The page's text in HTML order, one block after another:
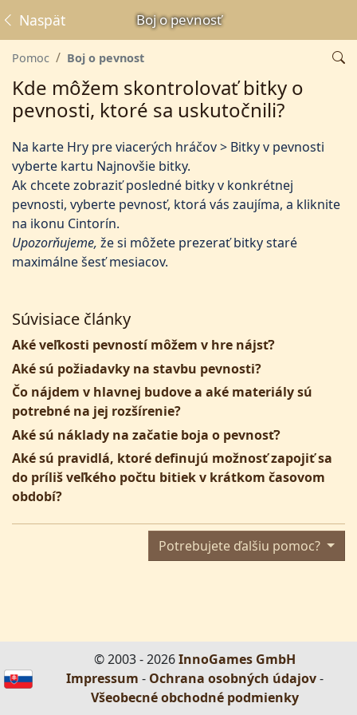
Boj o pevnosť
Naspäť
Pomoc Boj o pevnosť
Kde môžem skontrolovať bitky o
pevnosti, ktoré sa uskutočnili?
Na karte Hry pre viacerých hráčov > Bitky v pevnosti
vyberte kartu Najnovšie bitky.
Ak chcete zobraziť posledné bitky v konkrétnej
pevnosti, vyberte pevnosť, ktorá vás zaujíma, a kliknite
na ikonu Cintorín.
Upozorňujeme, že si môžete prezerať bitky staré
maximálne šesť mesiacov.
Súvisiace články
Aké veľkosti pevností môžem v hre nájsť?
Aké sú požiadavky na stavbu pevnosti?
Čo nájdem v hlavnej budove a aké materiály sú
potrebné na jej rozšírenie?
Aké sú náklady na začatie boja o pevnosť?
Aké sú pravidlá, ktoré definujú možnosť zapojiť sa
do príliš veľkého počtu bitiek v krátkom časovom
období?
Potrebujete ďalšiu pomoc?
© 2003 - 2026InnoGames GmbH
Impressum - Ochrana osobných údajov-
Všeobecné obchodné podmienky